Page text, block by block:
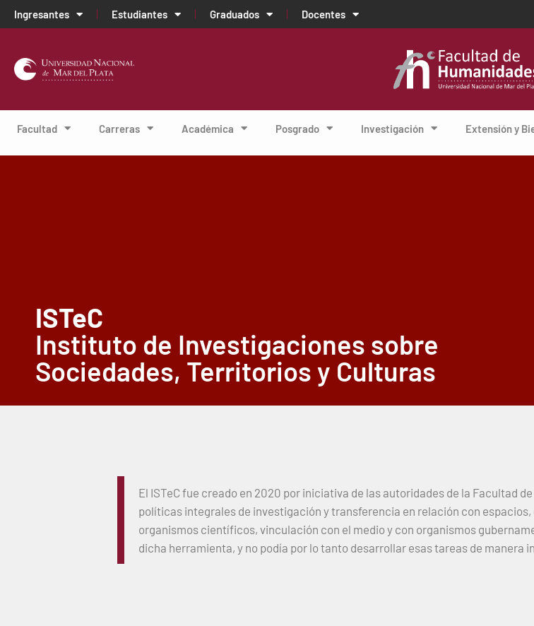
Ingresantes Estudiantes Graduados Docentes
Facultad Carreras Académica Posgrado Investigación Extensión y
ISTeC
Instituto de Investigaciones sobre
Sociedades, Territorios y Culturas
El ISTeC fue creado en 2020 por iniciativa de las autoridades de la Facultad
políticas integrales de investigación y transferencia en relación con
organismos científicos, vinculación con el medio y con organismos
dicha herramienta, y no podía por lo tanto desarrollar esas tareas de manera